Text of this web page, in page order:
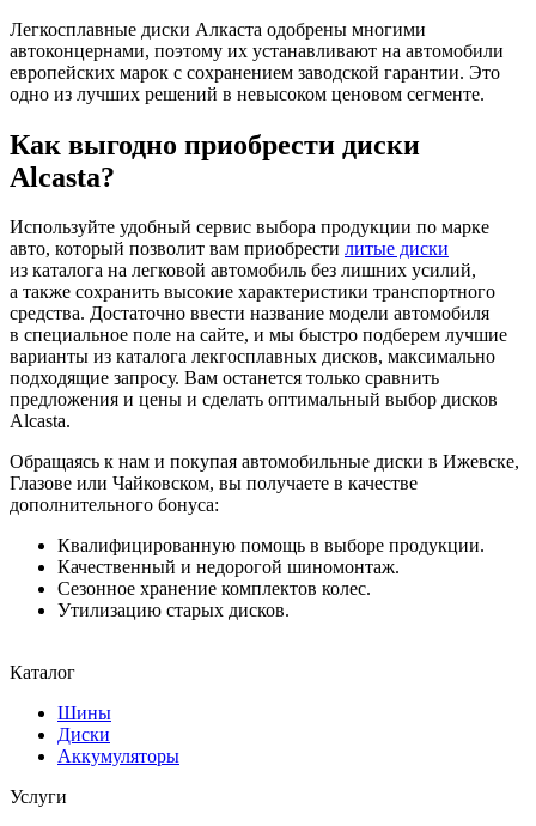
Легкосплавные диски Алкаста одобрены многими
автоконцернами, поэтому их устанавливают на автомобили
европейских марок с сохранением заводской гарантии. Это
одно из лучших решений в невысоком ценовом сегменте.
Как выгодно приобрести диски
Alcasta?
Используйте удобный сервис выбора продукции по марке
авто, который позволит вам приобрести литые диски
из каталога на легковой автомобиль без лишних усилий,
а также сохранить высокие характеристики транспортного
средства. Достаточно ввести название модели автомобиля
в специальное поле на сайте, и мы быстро подберем лучшие
варианты из каталога лекгосплавных дисков, максимально
подходящие запросу. Вам останется только сравнить
предложения и цены и сделать оптимальный выбор дисков
Alcasta.
Обращаясь к нам и покупая автомобильные диски в Ижевске,
Глазове или Чайковском, вы получаете в качестве
дополнительного бонуса:
Квалифицированную помощь в выборе продукции.
Качественный и недорогой шиномонтаж.
Сезонное хранение комплектов колес.
Утилизацию старых дисков.
Каталог
Шины
Диски
Аккумуляторы
Услуги